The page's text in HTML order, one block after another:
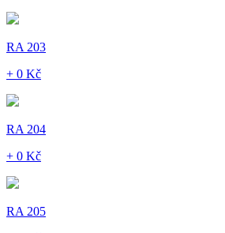
RA 203
+ 0 Kč
RA 204
+ 0 Kč
RA 205